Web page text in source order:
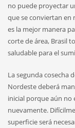
no puede proyectar
que se conviertan en
es la mejor manera
corte de área, Brasil
saludable para el
La segunda cosecha
Nordeste deberá
inicial porque aún no
nuevamente.
superficie será